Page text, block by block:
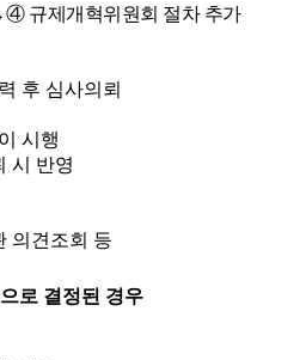
규제개혁위원회 절차 추가
후 심사의뢰
시행
시 반영
의견조회 등
로 결정된 경우